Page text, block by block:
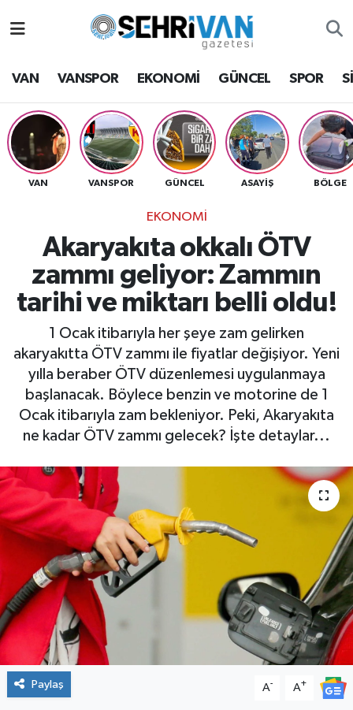
VAN VANSPOR EKONOMİ GÜNCEL SPOR
VAN VANSPOR GÜNCEL ASAYİŞ BÖLGE
EKONOMİ
Akaryakıta okkalı ÖTV
zammı geliyor: Zammın
tarihi ve miktarı belli oldu!
1 Ocak itibarıyla her şeye zam gelirken
akaryakıtta ÖTV zammı ile fiyatlar değişiyor. Yeni
yılla beraber ÖTV düzenlemesi uygulanmaya
başlanacak. Böylece benzin ve motorine de 1
Ocak itibarıyla zam bekleniyor. Peki, Akaryakıta
ne kadar ÖTV zammı gelecek? İşte detaylar...
Paylaş A- A+
Van Hava Durumu
VAN Namaz Vakitleri
Van Trafik Yoğunluk Haritası
Süper Lig Puan Durumu ve Fikstür
Tüm Manşetler
Son Dakika Haberleri
Haber Arşivi